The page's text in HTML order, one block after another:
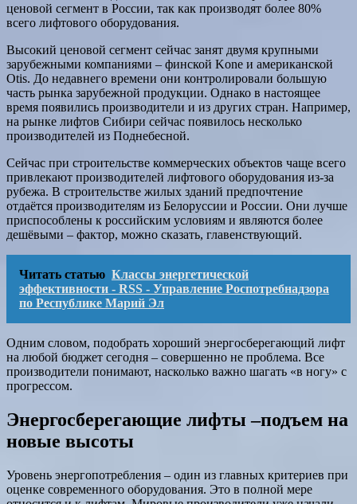
ценовой сегмент в России, так как производят более 80%
всего лифтового оборудования.
Высокий ценовой сегмент сейчас занят двумя крупными
зарубежными компаниями – финской Kone и американской
Otis. До недавнего времени они контролировали большую
часть рынка зарубежной продукции. Однако в настоящее
время появились производители и из других стран. Например,
на рынке лифтов Сибири сейчас появилось несколько
производителей из Поднебесной.
Сейчас при строительстве коммерческих объектов чаще всего
привлекают производителей лифтового оборудования из-за
рубежа. В строительстве жилых зданий предпочтение
отдаётся производителям из Белоруссии и России. Они лучше
приспособлены к российским условиям и являются более
дешёвыми – фактор, можно сказать, главенствующий.
Читать статью Классы энергетической
эффективности - RSS - Управление Роспотребнадзора
по Республике Марий Эл
Одним словом, подобрать хороший энергосберегающий лифт
на любой бюджет сегодня – совершенно не проблема. Все
производители понимают, насколько важно шагать «в ногу» с
прогрессом.
Энергосберегающие лифты –подъем на
новые высоты
Уровень энергопотребления – один из главных критериев при
оценке современного оборудования. Это в полной мере